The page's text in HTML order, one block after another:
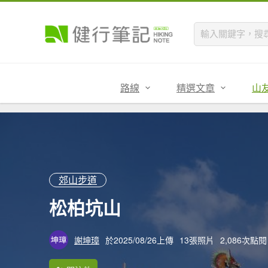
路線 精選文章 山
郊山步道
松柏坑山
謝坤璋 於2025/08/26上傳 13張照片 2,086次點閱